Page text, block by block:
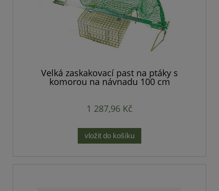
Velká zaskakovací past na ptáky s
komorou na návnadu 100 cm
1 287,96 Kč
vložit do košíku